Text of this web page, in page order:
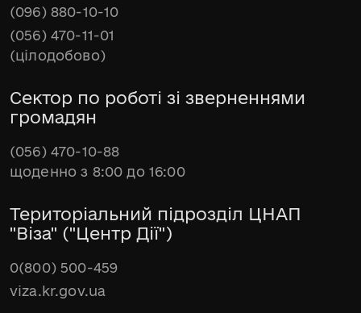
(096) 880-10-10
(056) 470-11-01
(цілодобово)
Сектор по роботі зі зверненнями
громадян
(056) 470-10-88
щоденно з 8:00 до 16:00
Територіальний підрозділ ЦНАП
"Віза" ("Центр Дії")
0(800) 500-459
viza.kr.gov.ua